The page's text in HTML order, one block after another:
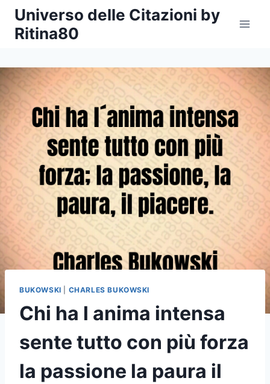
Salta
contenuto
Universo delle Citazioni by
Ritina80
BUKOWSKI CHARLES BUKOWSKI
Chi ha l anima intensa
sente tutto con più forza
la passione la paura il